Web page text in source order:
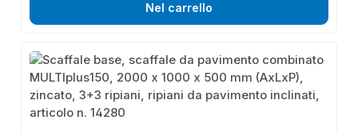
Nel carrello